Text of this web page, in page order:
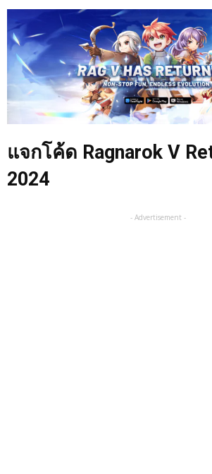
แจกโค้ด Ragnarok V
2024
- Advertisement -